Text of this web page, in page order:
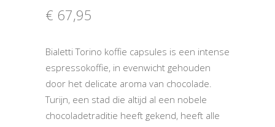
€ 67,95
Bialetti Torino koffie capsules is een intense
espressokoffie, in evenwicht gehouden
door het delicate aroma van chocolade.
Turijn, een stad die altijd al een nobele
chocoladetraditie heeft gekend, heeft alle